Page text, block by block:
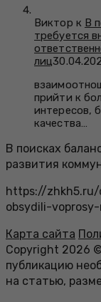
Виктор к В
требуется
лиц
прийти к
интересов,
качества…
В поисках
развития
https://
obsydili-
Карта сайта
Copyright 2026
публикацию
на статью,